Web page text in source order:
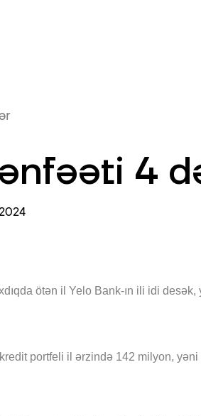
4
ötən il Yelo Bank-ın ili idi desək,
portfeli il ərzində 142 milyon,